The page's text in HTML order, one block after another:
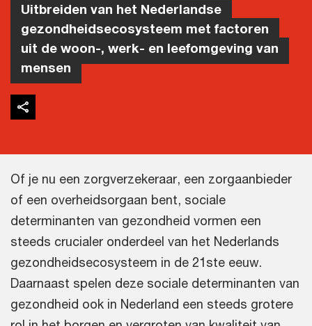
Uitbreiden van het Nederlandse
gezondheidsecosysteem met factoren
uit de woon-, werk- en leefomgeving van
mensen
Of je nu een zorgverzekeraar, een zorgaanbieder
of een overheidsorgaan bent, sociale
determinanten van gezondheid vormen een
steeds crucialer onderdeel van het Nederlands
gezondheidsecosysteem in de 21ste eeuw.
Daarnaast spelen deze sociale determinanten van
gezondheid ook in Nederland een steeds grotere